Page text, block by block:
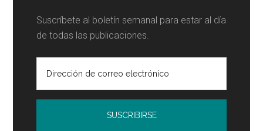
Suscríbete al boletín semanal para estar al día
de todas las publicaciones.